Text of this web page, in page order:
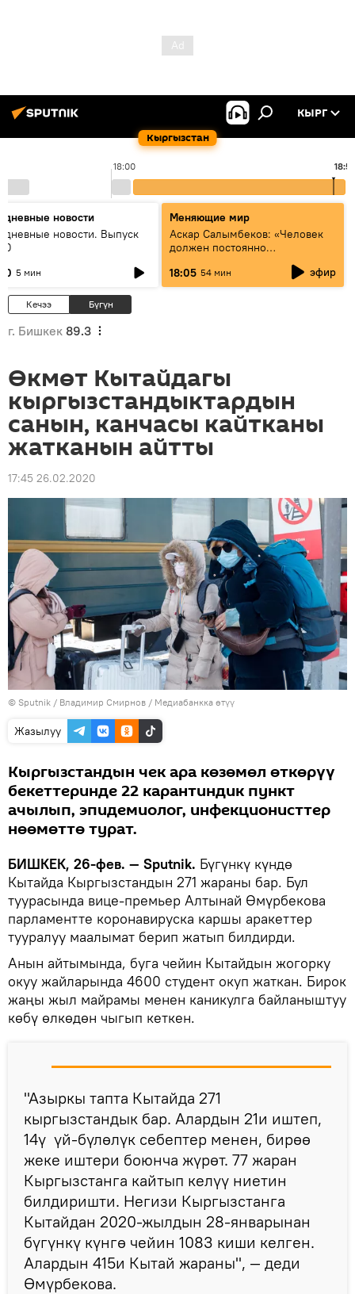
Кыргызстан
КЫРГ
18:00
новости
новости. Выпуск
5 мин
Меняющие мир
Аскар Салымбеков: «Человек
должен постоянно
18:05 54 мин эфир
Кечээ Бүгүн
г. Бишкек 89.3
Өкмөт Кытайдагы
кыргызстандыктардын
санын, канчасы кайтканы
жатканын айтты
17:45 26.02.2020
© Sputnik / Владимир Смирнов / Медиабанкка өтүү
Жазылуу
Кыргызстандын чек ара көзөмөл өткөрүү
бекеттеринде 22 карантиндик пункт
ачылып, эпидемиолог, инфекционисттер
нөөмөттө турат.
БИШКЕК, 26-фев. — Sputnik. Бүгүнкү күндө
Кытайда Кыргызстандын 271 жараны бар. Бул
туурасында вице-премьер Алтынай Өмүрбекова
парламентте коронавируска каршы аракеттер
тууралуу маалымат берип жатып билдирди.
Анын айтымында, буга чейин Кытайдын жогорку
окуу жайларында 4600 студент окуп жаткан. Бирок
жаңы жыл майрамы менен каникулга байланыштуу
көбү өлкөдөн чыгып кеткен.
"Азыркы тапта Кытайда 271
кыргызстандык бар. Алардын 21и иштеп,
14ү үй-бүлөлүк себептер менен, бирөө
жеке иштери боюнча жүрөт. 77 жаран
Кыргызстанга кайтып келүү ниетин
билдиришти. Негизи Кыргызстанга
Кытайдан 2020-жылдын 28-январынан
бүгүнкү күнгө чейин 1083 киши келген.
Алардын 415и Кытай жараны", — деди
Өмүрбекова.